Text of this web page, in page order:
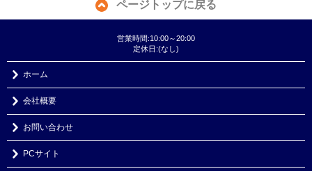
ページトップに戻る
営業時間:10:00～20:00
定休日:(なし)
ホーム
会社概要
お問い合わせ
PCサイト